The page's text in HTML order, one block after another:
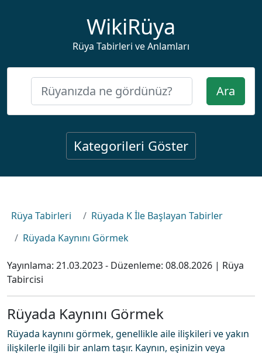
WikiRüya
Rüya Tabirleri ve Anlamları
Ara
Kategorileri Göster
Rüya Tabirleri
Rüyada K İle Başlayan Tabirler
Rüyada Kaynını Görmek
Yayınlama: 21.03.2023- Düzenleme: 08.08.2026 | Rüya
Tabircisi
Rüyada Kaynını Görmek
Rüyada kaynını görmek, genellikle aile ilişkileri ve yakın
ilişkilerle ilgili bir anlam taşır. Kaynın, eşinizin veya